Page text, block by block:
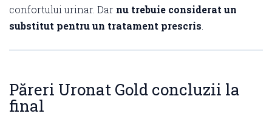
confortului urinar. Dar nu trebuie considerat un
substitut pentru un tratament prescris
Păreri Uronat Gold concluzii la
final